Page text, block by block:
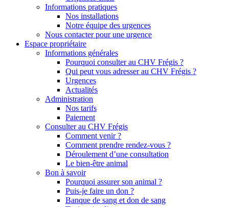
Informations pratiques
Nos installations
Notre équipe des urgences
Nous contacter pour une urgence
Espace propriétaire
Informations générales
Pourquoi consulter au CHV Frégis ?
Qui peut vous adresser au CHV Frégis ?
Urgences
Actualités
Administration
Nos tarifs
Paiement
Consulter au CHV Frégis
Comment venir ?
Comment prendre rendez-vous ?
Déroulement d’une consultation
Le bien-être animal
Bon à savoir
Pourquoi assurer son animal ?
Puis-je faire un don ?
Banque de sang et don de sang